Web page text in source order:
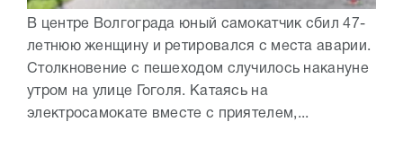
В центре Волгограда юный самокатчик сбил 47-
летнюю женщину и ретировался с места аварии.
Столкновение с пешеходом случилось накануне
утром на улице Гоголя. Катаясь на
электросамокате вместе с приятелем,...